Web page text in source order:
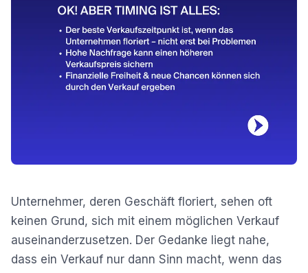
Unternehmer, deren Geschäft floriert, sehen oft
keinen Grund, sich mit einem möglichen Verkauf
auseinanderzusetzen. Der Gedanke liegt nahe,
dass ein Verkauf nur dann Sinn macht, wenn das